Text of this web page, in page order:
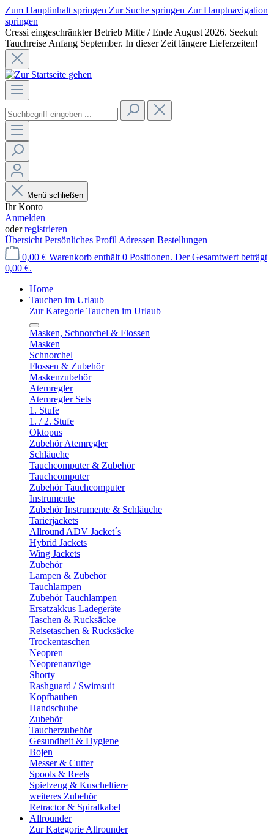
Zum Hauptinhalt springen Zur Suche springen Zur Hauptnavigation
springen
Cressi eingeschränkter Betrieb Mitte / Ende August 2026. Seekuh
Tauchreise Anfang September. In dieser Zeit längere Lieferzeiten!
Menü schließen
Ihr Konto
Anmelden
oderregistrieren
Übersicht Persönliches Profil Adressen Bestellungen
0,00 € Warenkorb enthält 0 Positionen. Der Gesamtwert beträgt
0,00 €.
Home
Tauchen im Urlaub
Zur Kategorie Tauchen im Urlaub
Masken, Schnorchel & Flossen
Masken
Schnorchel
Flossen & Zubehör
Maskenzubehör
Atemregler
Atemregler Sets
1. Stufe
1. / 2. Stufe
Oktopus
Zubehör Atemregler
Schläuche
Tauchcomputer & Zubehör
Tauchcomputer
Zubehör Tauchcomputer
Instrumente
Zubehör Instrumente & Schläuche
Tarierjackets
Allround ADV Jacket´s
Hybrid Jackets
Wing Jackets
Zubehör
Lampen & Zubehör
Tauchlampen
Zubehör Tauchlampen
Ersatzakkus Ladegeräte
Taschen & Rucksäcke
Reisetaschen & Rucksäcke
Trockentaschen
Neopren
Neoprenanzüge
Shorty
Rashguard / Swimsuit
Kopfhauben
Handschuhe
Zubehör
Taucherzubehör
Gesundheit & Hygiene
Bojen
Messer & Cutter
Spools & Reels
Spielzeug & Kuscheltiere
weiteres Zubehör
Retractor & Spiralkabel
Allrounder
Zur Kategorie Allrounder